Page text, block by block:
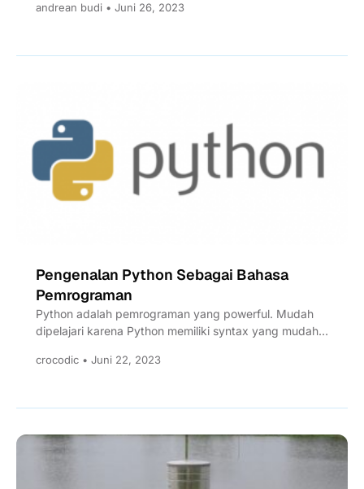
andrean budi • Juni 26, 2023
Pengenalan Python Sebagai Bahasa
Pemrograman
Python adalah pemrograman yang powerful. Mudah
dipelajari karena Python memiliki syntax yang mudah
crocodic • Juni 22, 2023